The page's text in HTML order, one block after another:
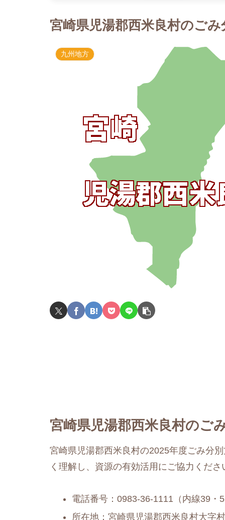
宮崎県児湯郡西米良村のご
九州地方
宮崎県児湯郡西米良村のご
宮崎県児湯郡西米良村の2025年度ごみ分
く理解し、資源の有効活用にご協力くださ
電話番号：0983-36-1111（内線39・
所在地：宮崎県児湯郡西米良村大字